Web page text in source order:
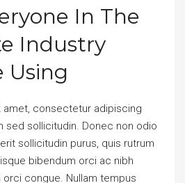
In The
Industry
Using
amet, consectetur adipiscing
sed sollicitudin. Donec non odio
sollicitudin purus, quis rutrum
bibendum orci ac nibh
congue. Nullam tempus